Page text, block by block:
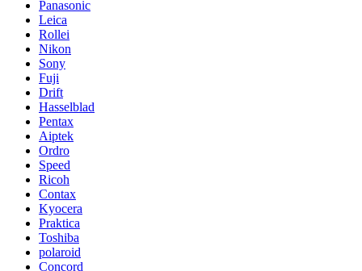
Panasonic
Leica
Rollei
Nikon
Sony
Fuji
Drift
Hasselblad
Pentax
Aiptek
Ordro
Speed
Ricoh
Contax
Kyocera
Praktica
Toshiba
polaroid
Concord